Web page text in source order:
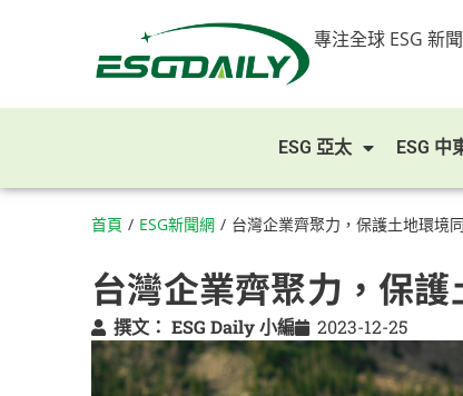
專注全球 ESG 新
ESG 亞太 ESG 中
首頁 / ESG新聞網 / 台灣企業齊聚力，保護土地環境
台灣企業齊聚力，保
撰文： ESG Daily 小編 2023-12-25